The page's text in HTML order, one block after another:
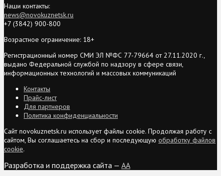
Наши контакты:
news@novokuznetsk.ru
+7 (3842) 900-800
Возрастное ограничение: 18+
Регистрационный номер СМИ ЭЛ №ФС 77-79664 от 27.11.2020 г.,
выдано Федеральной службой по надзору в сфере связи,
информационных технологий и массовых коммуникаций
Контакты
Прайс-лист
Для партнеров
Политика конфиденциальности
Сайт novokuznetsk.ru использует файлы cookie. Продолжая работу с
сайтом, Вы соглашаетесь на сбор и последующую обработку файлов
cookie.
Разработка и поддержка сайта — AA